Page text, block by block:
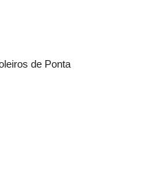
de Ponta